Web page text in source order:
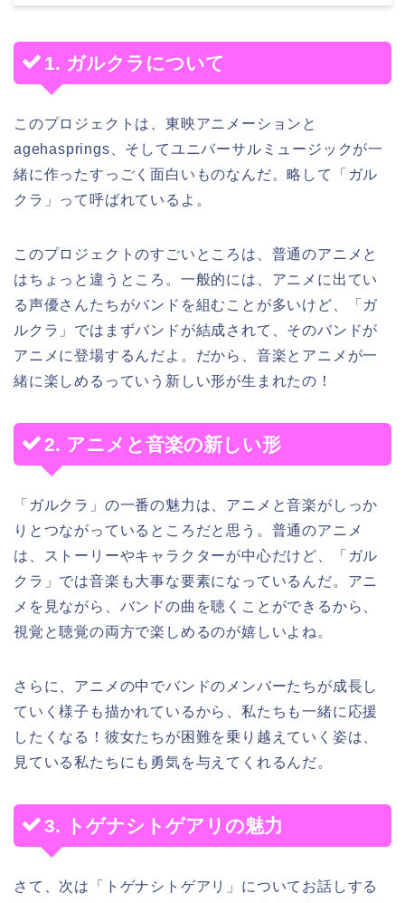
1. ガルクラについて
このプロジェクトは、東映アニメーションと
agehasprings、そしてユニバーサルミュージックが一
緒に作ったすっごく面白いものなんだ。略して「ガル
クラ」って呼ばれているよ。
このプロジェクトのすごいところは、普通のアニメと
はちょっと違うところ。一般的には、アニメに出てい
る声優さんたちがバンドを組むことが多いけど、「ガ
ルクラ」ではまずバンドが結成されて、そのバンドが
アニメに登場するんだよ。だから、音楽とアニメが一
緒に楽しめるっていう新しい形が生まれたの！
2. アニメと音楽の新しい形
「ガルクラ」の一番の魅力は、アニメと音楽がしっか
りとつながっているところだと思う。普通のアニメ
は、ストーリーやキャラクターが中心だけど、「ガル
クラ」では音楽も大事な要素になっているんだ。アニ
メを見ながら、バンドの曲を聴くことができるから、
視覚と聴覚の両方で楽しめるのが嬉しいよね。
さらに、アニメの中でバンドのメンバーたちが成長し
ていく様子も描かれているから、私たちも一緒に応援
したくなる！彼女たちが困難を乗り越えていく姿は、
見ている私たちにも勇気を与えてくれるんだ。
3. トゲナシトゲアリの魅力
さて、次は「トゲナシトゲアリ」についてお話しする